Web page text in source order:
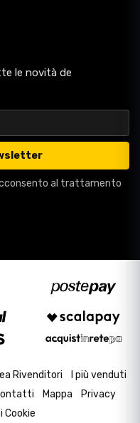
le novità de
al trattamento
Rivenditori
I più venduti
Mappa
Privacy
Cookie